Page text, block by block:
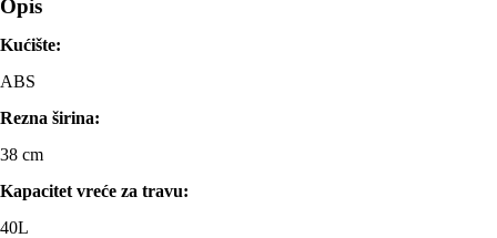
Opis
Kućište:
ABS
Rezna širina:
38 cm
Kapacitet vreće za travu:
40L